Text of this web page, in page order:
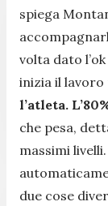
spiega
volta dato
inizia il
l’atleta.
che pesa,
massimi
due cose